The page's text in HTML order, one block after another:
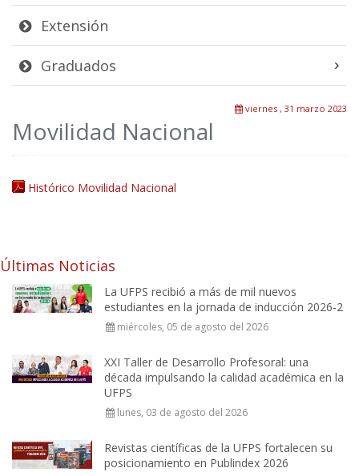
Extensión
Graduados
viernes , 31 marzo 2023
Movilidad Nacional
Histórico Movilidad Nacional
Últimas Noticias
La UFPS recibió a más de mil nuevos
estudiantes en la jornada de inducción 2026-2
miércoles, 05 de agosto del 2026
XXI Taller de Desarrollo Profesoral: una
década impulsando la calidad académica en la
UFPS
lunes, 03 de agosto del 2026
Revistas científicas de la UFPS fortalecen su
posicionamiento en Publindex 2026